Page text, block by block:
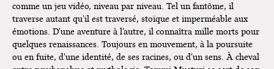
comme un jeu vidéo, niveau par niveau. Tel un fantôme, il
traverse autant qu'il est traversé, stoïque et imperméable aux
émotions. D'une aventure à l'autre, il connaîtra mille morts pour
quelques renaissances. Toujours en mouvement, à la poursuite
ou en fuite, d'une identité, de ses racines, ou d'un sens. À cheval